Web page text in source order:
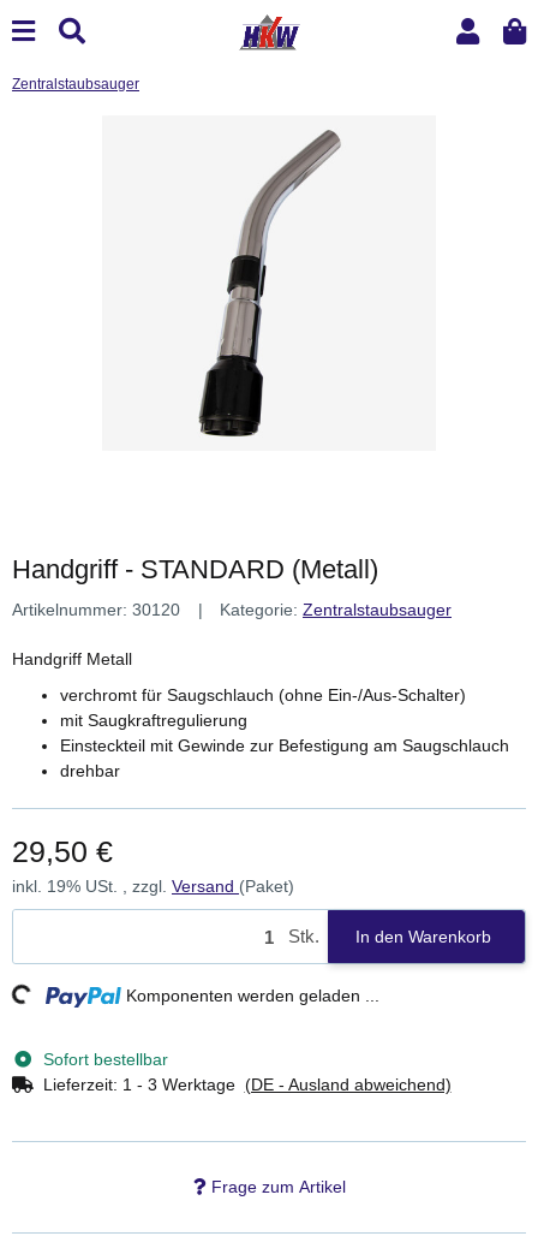
Zentralstaubsauger
Handgriff - STANDARD (Metall)
Artikelnummer: 30120 Kategorie: Zentralstaubsauger
Handgriff Metall
verchromt für Saugschlauch (ohne Ein-/Aus-Schalter)
mit Saugkraftregulierung
Einsteckteil mit Gewinde zur Befestigung am Saugschlauch
drehbar
29,50 €
inkl. 19% USt. , zzgl. Versand (Paket)
Stk. In den Warenkorb
Loading... Komponenten werden geladen ...
Sofort bestellbar
Lieferzeit: 1 - 3 Werktage (DE - Ausland abweichend)
Frage zum Artikel